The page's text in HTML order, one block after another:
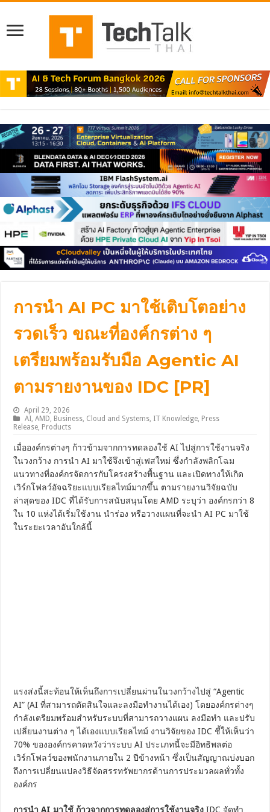
การนำ AI PC มาใช้เติบโตอย่าง
รวดเร็ว ขณะที่องค์กรต่าง ๆ
เตรียมพร้อมรับมือ Agentic AI
ตามรายงานของ IDC [PR]
April 29, 2026
AI,AMD, Business, Cloud and Systems, IT Knowledge, Press
Release, Products
เมื่อองค์กรต่างๆ ก้าวข้ามจากการทดลองใช้ AI ไปสู่การใช้งานจริง
ในวงกว้าง การนำ AI มาใช้จึงเข้าสู่เฟสใหม่ ซึ่งกำลังพลิกโฉม
แนวทางที่องค์กรจัดการกับโครงสร้างพื้นฐาน และเปิดทางให้เกิด
เวิร์กโฟลว์อัจฉริยะแบบเรียลไทม์มากขึ้น ตามรายงานวิจัยฉบับ
ล่าสุดของ IDC ที่ได้รับการสนับสนุนโดย AMD ระบุว่า องค์กรกว่า 8
ใน 10 แห่งได้เริ่มใช้งาน นำร่อง หรือวางแผนที่จะนำ AI PC มาใช้
ในระยะเวลาอันใกล้นี้
แรงส่งนี้สะท้อนให้เห็นถึงการเปลี่ยนผ่านในวงกว้างไปสู่ “Agentic
AI” (AI ที่สามารถตัดสินใจและลงมือทำงานได้เอง) โดยองค์กรต่างๆ
กำลังเตรียมพร้อมสำหรับระบบที่สามารถวางแผน ลงมือทำ และปรับ
เปลี่ยนงานต่าง ๆ ได้เองแบบเรียลไทม์ งานวิจัยของ IDC ชี้ให้เห็นว่า
70% ขององค์กรคาดหวังว่าระบบ AI ประเภทนี้จะมีอิทธิพลต่อ
เวิร์กโฟลว์ของพนักงานภายใน 2 ปีข้างหน้า ซึ่งเป็นสัญญาณบ่งบอก
ถึงการเปลี่ยนแปลงวิธีจัดสรรทรัพยากรด้านการประมวลผลทั่วทั้ง
องค์กร
การนำ AI มาใช้ ก้าวจากการทดลองสู่การใช้งานจริง IDC จัดทำ